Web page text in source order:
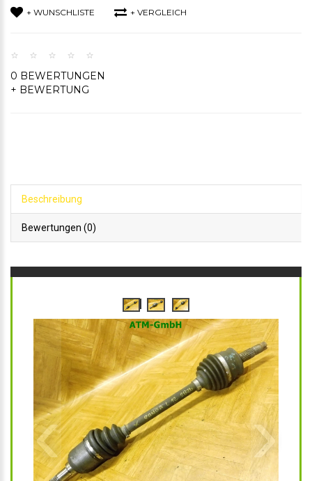
+ WUNSCHLISTE + VERGLEICH
0 BEWERTUNGEN
+ BEWERTUNG
Beschreibung
Bewertungen (0)
‹ ›